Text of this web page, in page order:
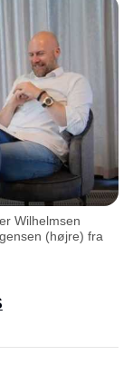
Wilhelmsen
(højre) fra